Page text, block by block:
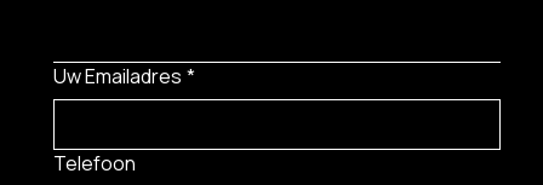
Uw Emailadres *
Telefoon